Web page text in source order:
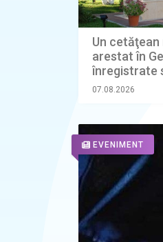
Un
arestat în
înregistrate
07.08.2026
EVENIMENT